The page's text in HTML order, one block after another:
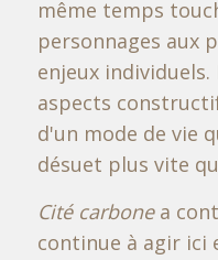
même temps
personnages aux
enjeux
aspects
d'un mode de vie
désuet plus vite
Cité carbonea
continue à agir ici